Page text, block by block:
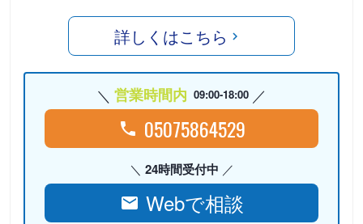
詳しくはこちら
営業時間内 09:00-18:00
05075864529
24時間受付中
Webで相談